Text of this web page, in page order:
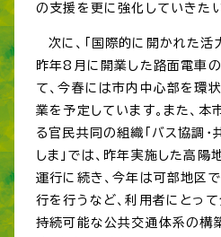
の支援を更に強化していきた
次に、「国際的に開かれた活
昨年8月に開業した路面電車
て、今春には市内中心部を環
業を予定しています。また、
る官民共同の組織「バス協調・
しま」では、昨年実施した高
運行に続き、今年は可部地区
行を行うなど、利用者にとっ
持続可能な公共交通体系の構